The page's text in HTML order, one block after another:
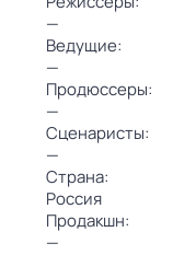
—
Ведущие:
—
Продюссеры:
—
Сценаристы:
—
Страна:
Россия
Продакшн:
—